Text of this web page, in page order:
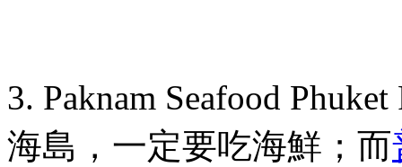
3. Paknam Seafood Phuket
海島，一定要吃海鮮；而